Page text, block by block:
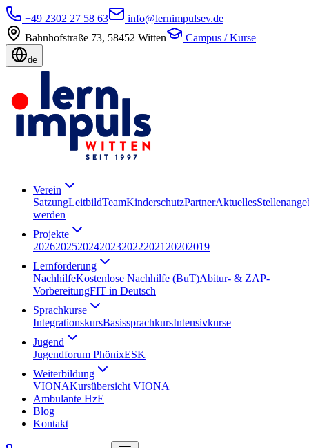
+49 2302 27 58 63
info@lernimpulsev.de
Bahnhofstraße 73, 58452 Witten Campus / Kurse
de
Verein
SatzungLeitbildTeamKinderschutzPartnerAktuelles
werden
Projekte
202620252024202320222021 20202019
Lernförderung
NachhilfeKostenlose Nachhilfe (BuT)Abitur- & ZAP-
VorbereitungFIT in Deutsch
Sprachkurse
IntegrationskursBasissprachkursIntensivkurse
Jugend
Jugendforum PhönixESK
Weiterbildung
VIONAKursübersicht VIONA
Ambulante HzE
Blog
Kontakt